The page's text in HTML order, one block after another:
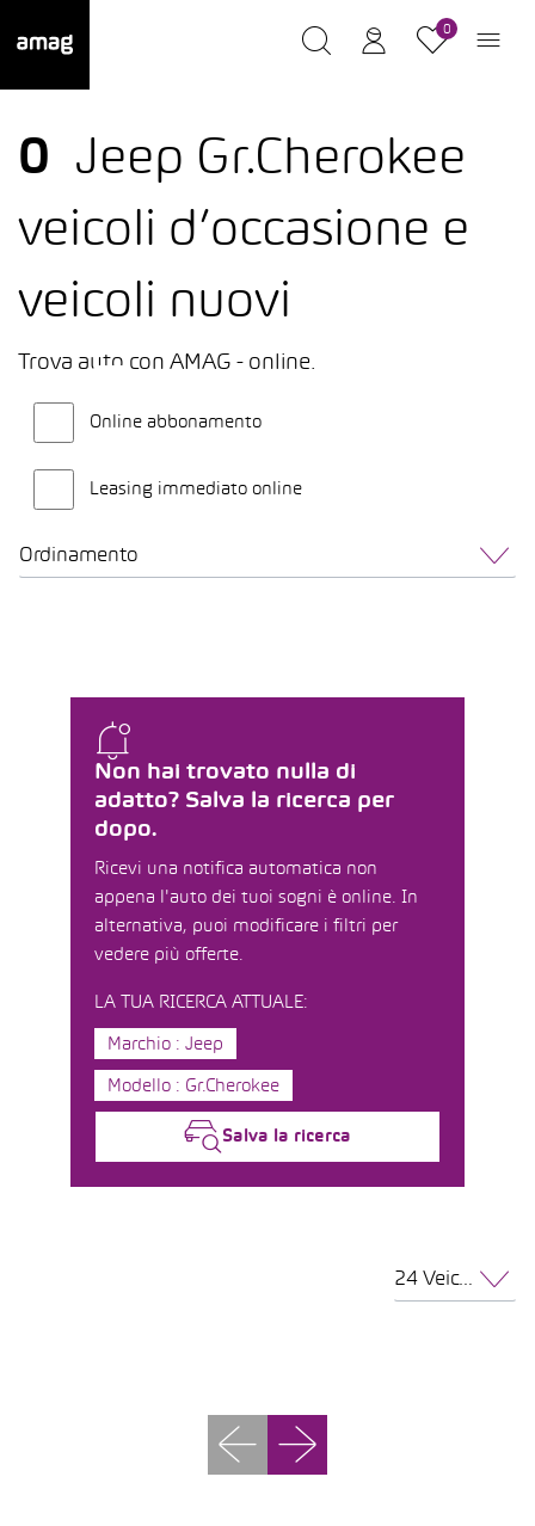
0
0
Jeep Gr.Cherokee
veicoli d’occasione e
veicoli nuovi
Trova auto con AMAG - online.
Online abbonamento
Leasing immediato online
Ordinamento
Non hai trovato nulla di
adatto? Salva la ricerca per
dopo.
Ricevi una notifica automatica non
appena l'auto dei tuoi sogni è online. In
alternativa, puoi modificare i filtri per
vedere più offerte.
LA TUA RICERCA ATTUALE:
Marchio : Jeep
Modello : Gr.Cherokee
Salva la ricerca
24 Veicoli per pagina